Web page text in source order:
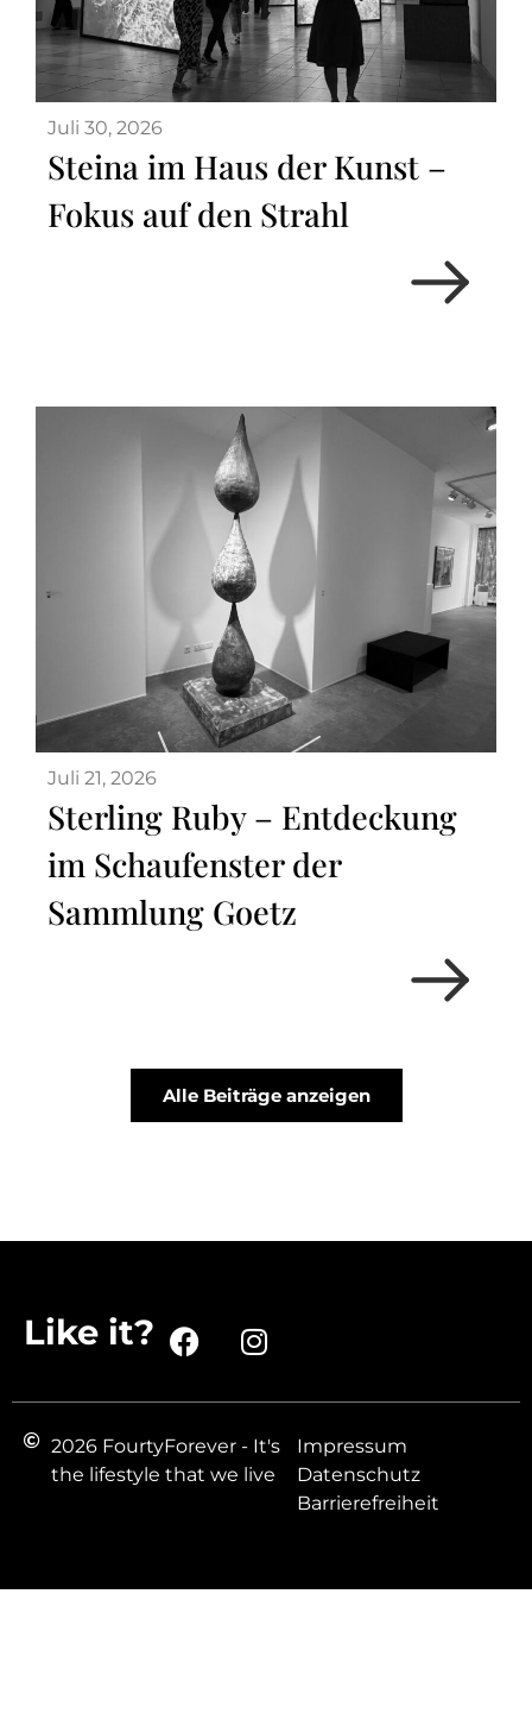
Juli 30, 2026
Steina im Haus der Kunst –
Fokus auf den Strahl
Juli 21, 2026
Sterling Ruby – Entdeckung
im Schaufenster der
Sammlung Goetz
Alle Beiträge anzeigen
Like it?
2026 FourtyForever - It's
the lifestyle that we live
Impressum
Datenschutz
Barrierefreiheit